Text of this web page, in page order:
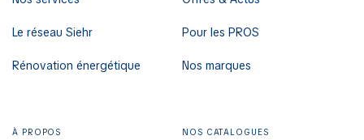
Le réseau Siehr
Rénovation énergétique
Pour les PROS
Nos marques
À PROPOS NOS CATALOGUES